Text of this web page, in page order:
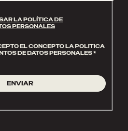
LA POLÍTICA DE
PERSONALES
EL CONCEPTO LA POLITICA
DE DATOS PERSONALES*
ENVIAR